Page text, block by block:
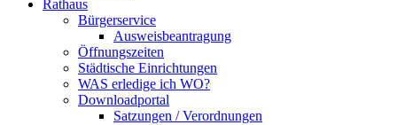
Rathaus
Bürgerservice
Ausweisbeantragung
Öffnungszeiten
Städtische Einrichtungen
WAS erledige ich WO?
Downloadportal
Satzungen / Verordnungen